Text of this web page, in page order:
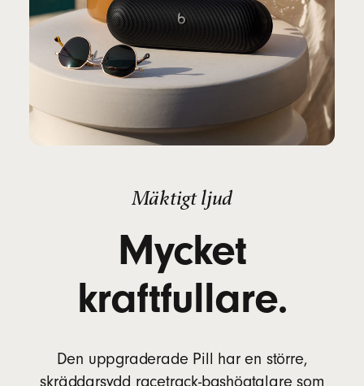
Mäktigt ljud
Mycket
kraftfullare.
Den uppgraderade Pill har en större,
skräddarsydd racetrack-bashögtalare som